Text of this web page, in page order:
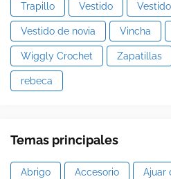
Trapillo Vestido
Vestido de novia Vincha
Wiggly Crochet Zapatillas
rebeca
Temas principales
Abrigo Accesorio Ajuar